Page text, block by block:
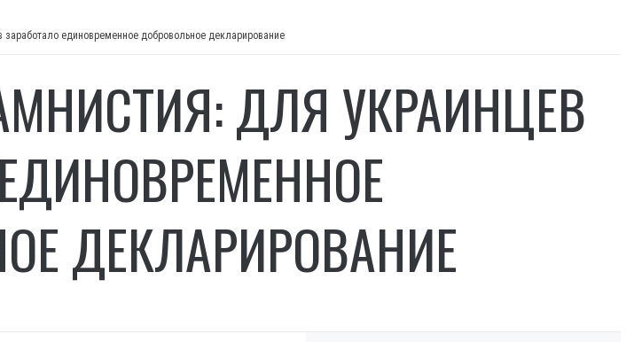
заработало единовременное добровольное декларирование
ДЛЯ УКРАИНЦЕВ
ДЕКЛАРИРОВАНИЕ